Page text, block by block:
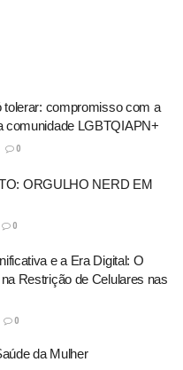
tolerar: compromisso com a
comunidade LGBTQIAPN+
0
ORGULHO NERD EM
0
e a Era Digital: O
Restrição de Celulares nas
0
da Mulher